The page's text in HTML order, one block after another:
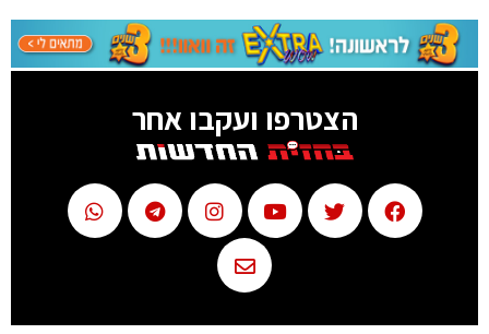
הצטרפו ועקבו אחר